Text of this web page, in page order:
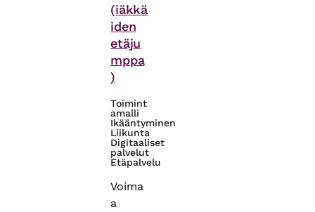
(iäkkä
iden
etäju
mppa
)
Toimint
amalli
Ikääntyminen
Liikunta
Digitaaliset
palvelut
Etäpalvelu
Voima
a